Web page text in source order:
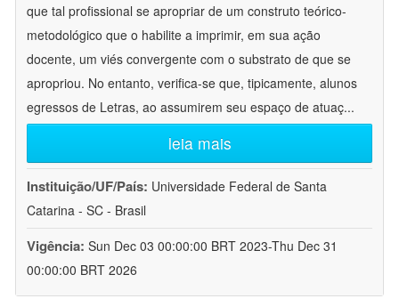
que tal profissional se apropriar de um construto teórico-
metodológico que o habilite a imprimir, em sua ação
docente, um viés convergente com o substrato de que se
apropriou. No entanto, verifica-se que, tipicamente, alunos
egressos de Letras, ao assumirem seu espaço de atuaç...
leia mais
Instituição/UF/País: Universidade Federal de Santa
Catarina - SC - Brasil
Vigência: Sun Dec 03 00:00:00 BRT 2023-Thu Dec 31
00:00:00 BRT 2026